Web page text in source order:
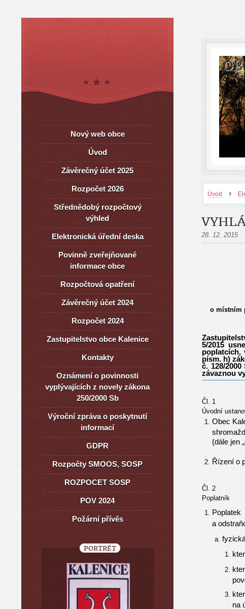
Úvod ›
28. 12. 2015
o místním
5/2015
poplatcích,
písm. h)
č. 128/
závaznou
Čl. 1
Úvodní
Obec
(dále jen
Řízení o
Čl. 2
Poplatník
a
na
Nový web obce
Úvod
Závěrečný účet 2025
Rozpočet 2026
Střednědobý rozpočtový
výhled
Elektronická úřední deska
Povinně zveřejňované
informace obce
Rozpočtová opatření
Závěrečný účet 2024
Rozpočet 2024
Zastupitelstvo obce Kalenice
Kontakty
Oznámení o povinnosti
vyplývajících z novely zákona
250/2000 Sb
Výroční zpráva o poskytnutí
informací
GDPR
Rozpočty SMOOS, SOSP
ROZPOCET SOSP
POV 2024
Požární přívěs
PORTRÉT